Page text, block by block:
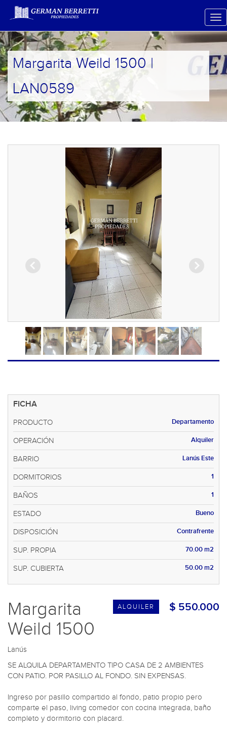
Margarita Weild 1500 |
LAN0589
FICHA
PRODUCTO Departamento
OPERACIÓN Alquiler
BARRIO Lanús Este
DORMITORIOS 1
BAÑOS 1
ESTADO Bueno
DISPOSICIÓN Contrafrente
SUP. PROPIA 70.00 m2
SUP. CUBIERTA 50.00 m2
$ 550.000
ALQUILER
Margarita
Weild 1500
Lanús
SE ALQUILA DEPARTAMENTO TIPO CASA DE 2 AMBIENTES
CON PATIO. POR PASILLO AL FONDO. SIN EXPENSAS.
Ingreso por pasillo compartido al fondo, patio propio pero
comparte el paso, living comedor con cocina integrada, baño
completo y dormitorio con placard.